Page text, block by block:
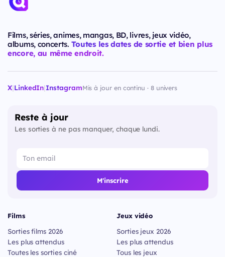
Films, séries, animes, mangas, BD, livres, jeux vidéo,
albums, concerts. Toutes les dates de sortie et bien plus
encore, au même endroit.
X|LinkedIn|InstagramMis à jour en continu · 8 univers
Reste à jour
Les sorties à ne pas manquer, chaque lundi.
M'inscrire
Films
Sorties films 2026
Les plus attendus
Toutes les sorties ciné
Jeux vidéo
Sorties jeux 2026
Les plus attendus
Tous les jeux